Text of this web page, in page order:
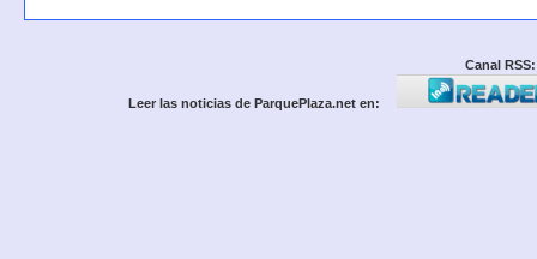
Canal RSS:
Leer las noticias de ParquePlaza.net en: